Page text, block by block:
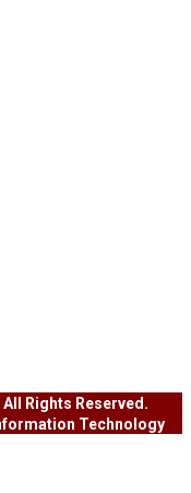
All Rights Reserved.
Technology